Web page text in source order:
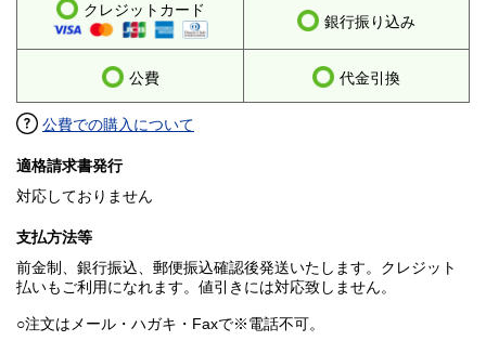
クレジットカード
銀行振り込み
公費 代金引換
公費での購入について
適格請求書発行
対応しておりません
支払方法等
前金制、銀行振込、郵便振込確認後発送いたします。クレジット
払いもご利用になれます。値引きには対応致しません。
○注文はメール・ハガキ・Faxで※電話不可。